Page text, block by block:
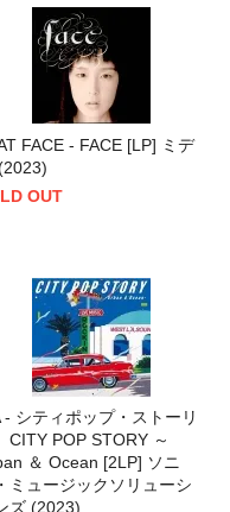
FACE - FACE [LP] ミデ
OUT
- シティポップ・ストーリ
POP STORY ～
＆ Ocean [2LP] ソニ
ミュージックソリューシ
ズ (2023)